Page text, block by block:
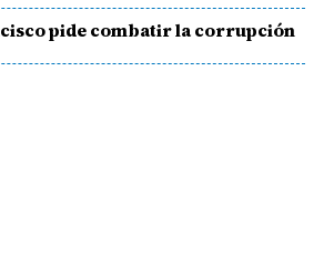
pide combatir la corrupción